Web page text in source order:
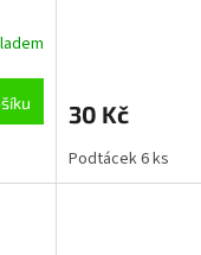
30 Kč
Podtácek 6 ks